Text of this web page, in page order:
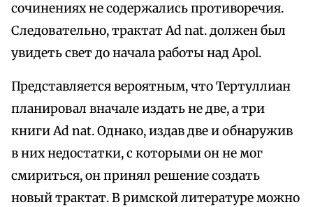
сочинениях не содержались противоречия.
Следовательно, трактат Ad nat. должен был
увидеть свет до начала работы над Apol.
Представляется вероятным, что Тертуллиан
планировал вначале издать не две, а три
книги Ad nat. Однако, издав две и обнаружив
в них недостатки, с которыми он не мог
смириться, он принял решение создать
новый трактат. В римской литературе можно